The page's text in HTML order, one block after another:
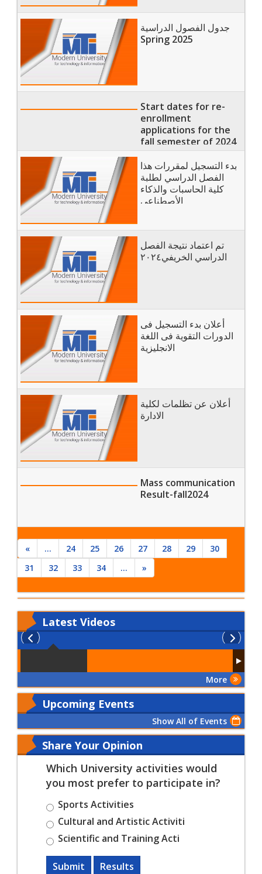
جدول الفصول الدراسية
Spring 2025
Start dates for re-
enrollment
applications for the
fall semester of 2024
/ Registration for the
spring semester of
2025 / Start of
classes for the spring
semester of 2025
بدء التسجيل لمقررات هذا
الفصل الدراسي لطلبة
كلية الحاسبات والذكاء
الأصطناعى
تم اعتماد نتيجة الفصل
الدراسي الخريفي٢٠٢٤
أعلان بدء التسجيل فى
الدورات التقوية فى اللغة
الانجليزية
أعلان عن تظلمات لكلية
الادارة
Mass communication
Result-fall2024
« ... 24 25 26 27 28 29
30
31
32 33 34 ... »
Latest Videos
More
Upcoming Events
Show All of Events
Share Your Opinion
Which University activities would
you most prefer to participate in?
Sports Activities
Cultural and Artistic Activiti
Scientific and Training Acti
Submit Results